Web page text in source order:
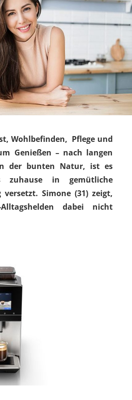
Wohlbefinden, Pflege und
Genießen – nach langen
der bunten Natur, ist es
in gemütliche
versetzt. Simone (31) zeigt,
dabei nicht